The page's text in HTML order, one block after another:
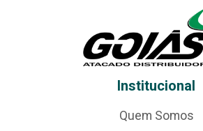
Institucional
Quem Somos